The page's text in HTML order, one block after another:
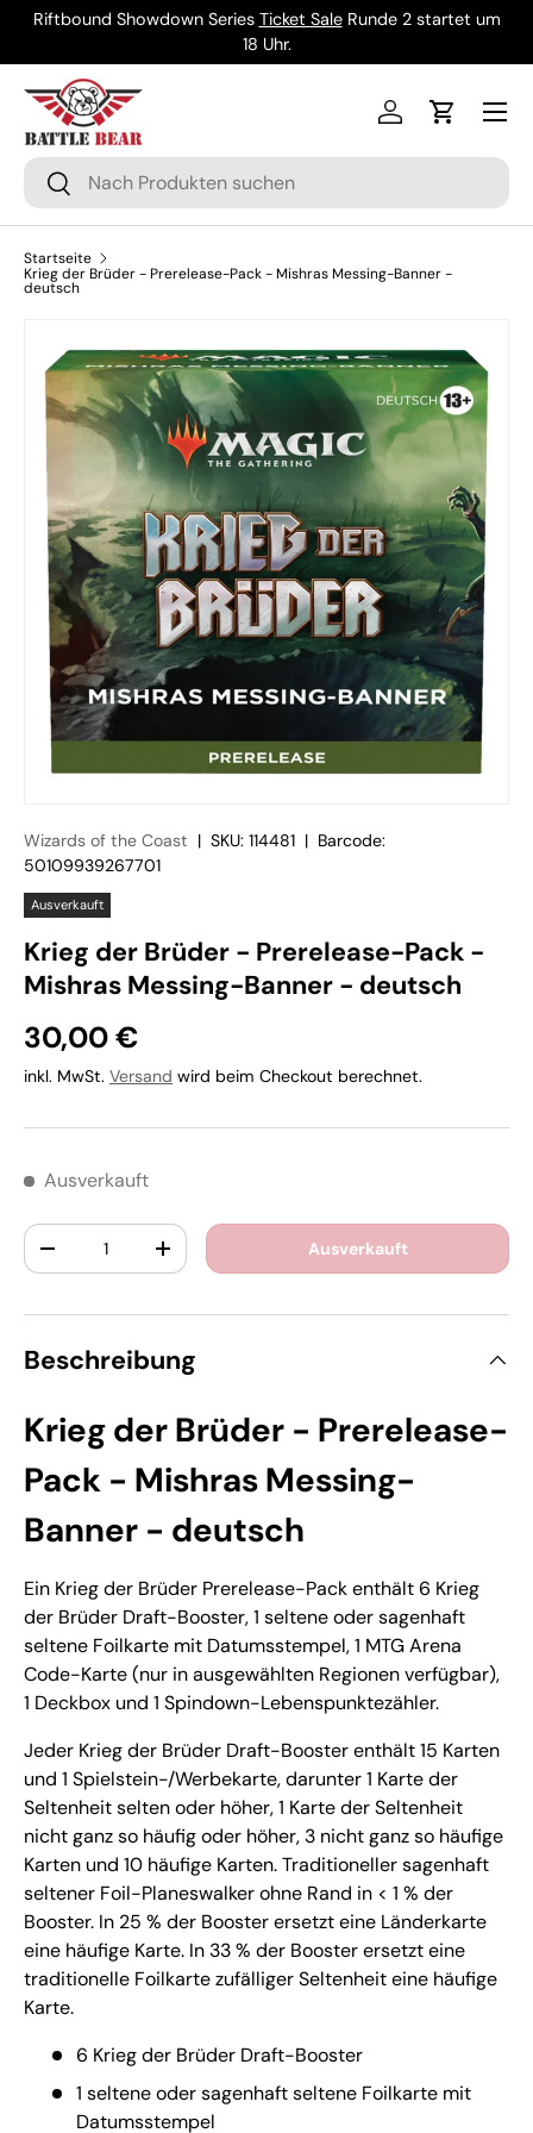
Riftbound Showdown Series Ticket SaleRunde 2 startet um
18 Uhr.
Suchen
Suchen
Einloggen
Menü
Startseite
Krieg der Brüder - Prerelease-Pack - Mishras Messing-Banner -
deutsch
Wizards of the Coast | SKU: 114481 | Barcode:
50109939267701
Ausverkauft
Krieg der Brüder - Prerelease-Pack -
Mishras Messing-Banner - deutsch
30,00 €
inkl. MwSt. Versand wird beim Checkout berechnet.
Ausverkauft
Anzahl
+ Ausverkauft
Beschreibung
Krieg der Brüder - Prerelease-
Pack - Mishras Messing-
Banner - deutsch
Ein Krieg der Brüder Prerelease-Pack enthält 6 Krieg
der Brüder Draft-Booster, 1 seltene oder sagenhaft
seltene Foilkarte mit Datumsstempel, 1 MTG Arena
Code-Karte (nur in ausgewählten Regionen verfügbar),
1 Deckbox und 1 Spindown-Lebenspunktezähler.
Jeder Krieg der Brüder Draft-Booster enthält 15 Karten
und 1 Spielstein-/Werbekarte, darunter 1 Karte der
Seltenheit selten oder höher, 1 Karte der Seltenheit
nicht ganz so häufig oder höher, 3 nicht ganz so häufige
Karten und 10 häufige Karten. Traditioneller sagenhaft
seltener Foil-Planeswalker ohne Rand in < 1 % der
Booster. In 25 % der Booster ersetzt eine Länderkarte
eine häufige Karte. In 33 % der Booster ersetzt eine
traditionelle Foilkarte zufälliger Seltenheit eine häufige
Karte.
6 Krieg der Brüder Draft-Booster
1 seltene oder sagenhaft seltene Foilkarte mit
Datumsstempel